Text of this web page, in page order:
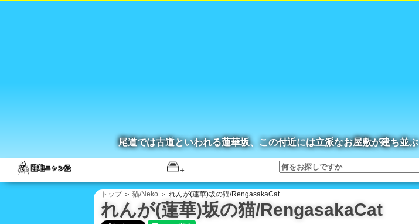
尾道では古道といわれる蓮華坂、この付近には立派なお屋敷が建ち並ぶ
トップ＞ 猫/Neko ＞ れんが(蓮華)坂の猫/RengasakaCat
れんが(蓮華)坂の猫/RengasakaCat